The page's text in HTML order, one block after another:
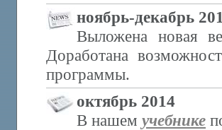
ноябрь-декабрь
Выложена новая
Доработана
программы.
октябрь 2014
В нашем учебнике